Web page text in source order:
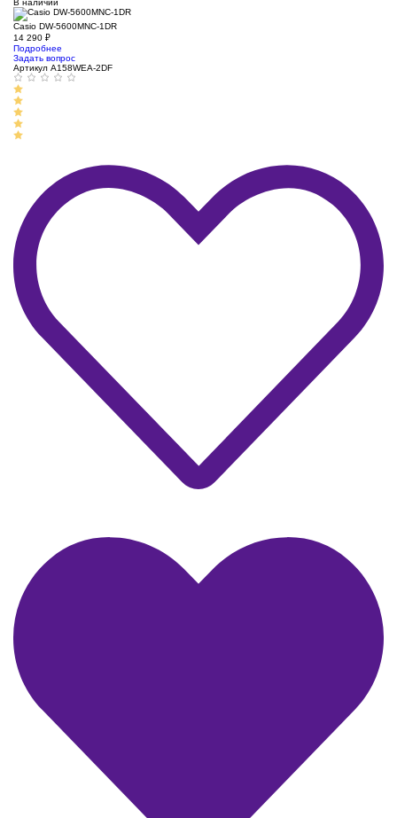
В наличии
Casio DW-5600MNC-1DR
14 290 ₽
Подробнее
Задать вопрос
Артикул A158WEA-2DF